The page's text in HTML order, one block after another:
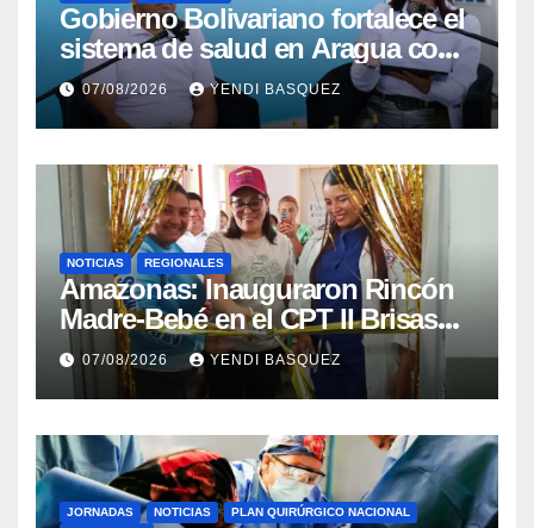
Gobierno Bolivariano fortalece el
sistema de salud en Aragua con
la reinauguración del CDI La
Mora
07/08/2026 YENDI BASQUEZ
NOTICIAS REGIONALES
​Amazonas: Inauguraron Rincón
Madre-Bebé en el CPT II Brisas
del Aeropuerto ​Inauguraron
Rincón
07/08/2026 YENDI BASQUEZ
JORNADAS NOTICIAS
PLAN QUIRÚRGICO NACIONAL